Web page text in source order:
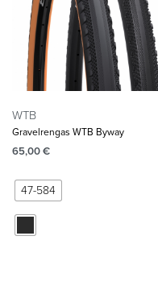
WTB
Gravelrengas WTB Byway
65,00€
47-584